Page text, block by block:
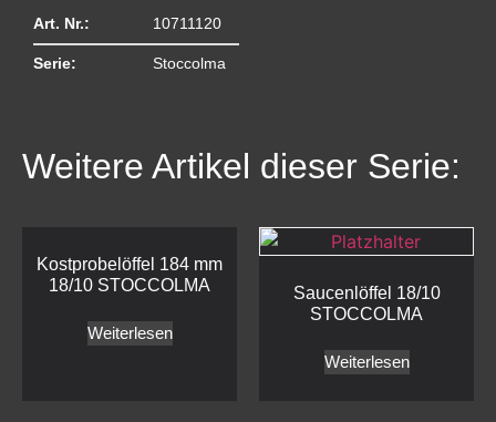
Art. Nr.: 10711120
Serie: Stoccolma
Weitere Artikel dieser Serie:
Kostprobelöffel 184 mm
18/10 STOCCOLMA
Weiterlesen
Saucenlöffel 18/10
STOCCOLMA
Weiterlesen